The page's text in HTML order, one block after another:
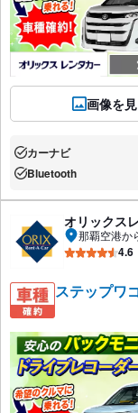
画像を
あり:カーナビ
あり:Bluetooth
オリックス
那覇空港か
4.6
ステップワ